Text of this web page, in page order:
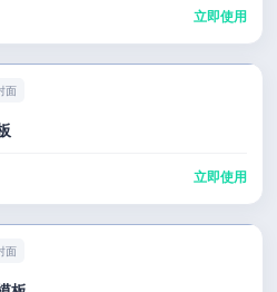
立即使用
面
立即使用
面